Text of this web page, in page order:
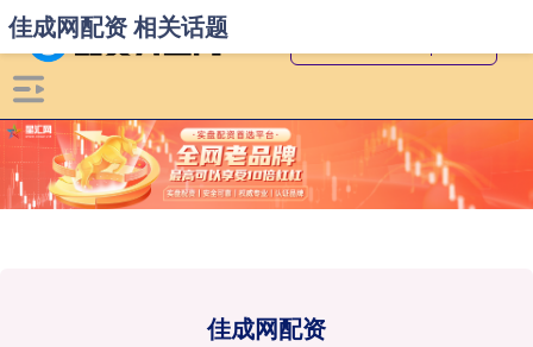
佳成网配资
佳成网配资 相关话题